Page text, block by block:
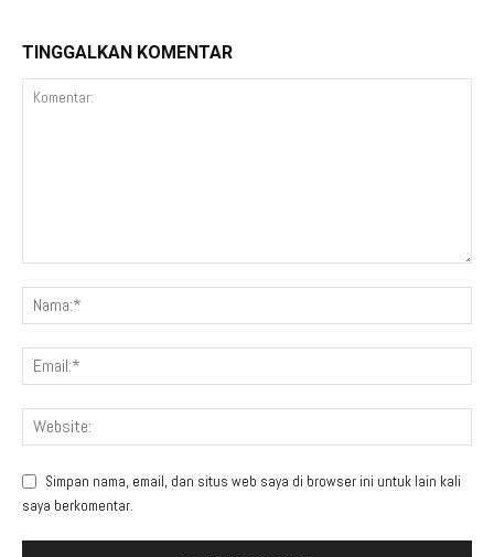
TINGGALKAN KOMENTAR
Simpan nama, email, dan situs web saya di browser ini untuk lain kali
saya berkomentar.